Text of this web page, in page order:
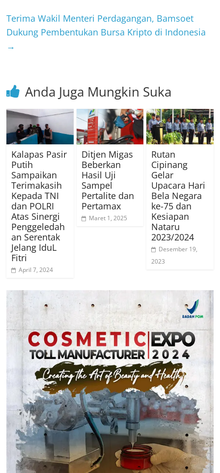
Terima Wakil Menteri Perdagangan, Bamsoet
Dukung Pembentukan Bursa Kripto di Indonesia
→
Anda Juga Mungkin Suka
Kalapas Pasir
Putih
Sampaikan
Terimakasih
Kepada TNI
dan POLRI
Atas Sinergi
Penggeledah
an Serentak
Jelang IduL
Fitri
April 7, 2024
Ditjen Migas
Beberkan
Hasil Uji
Sampel
Pertalite dan
Pertamax
Maret 1, 2025
Rutan
Cipinang
Gelar
Upacara Hari
Bela Negara
ke-75 dan
Kesiapan
Nataru
2023/2024
Desember 19,
2023